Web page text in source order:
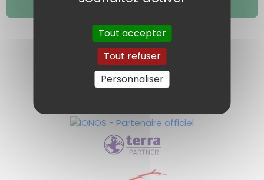
SUIVEZ-NOUS
Tout accepter
Tout refuser
Personnaliser